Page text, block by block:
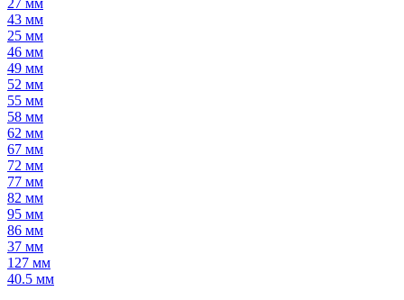
27 мм
43 мм
25 мм
46 мм
49 мм
52 мм
55 мм
58 мм
62 мм
67 мм
72 мм
77 мм
82 мм
95 мм
86 мм
37 мм
127 мм
40.5 мм